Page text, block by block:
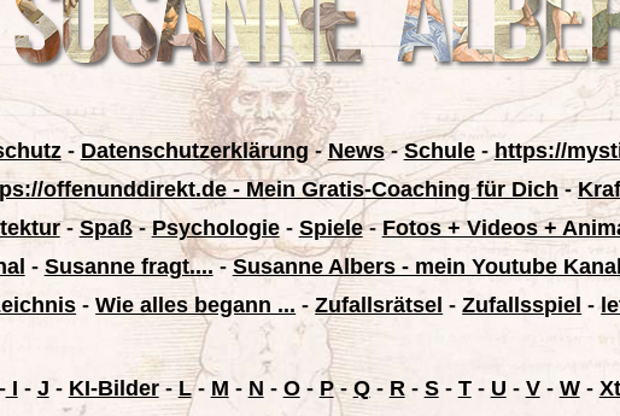
- Datenschutzerklärung-News-Schule-https://
offenunddirekt.de - Mein Gratis-Coaching für Dich-
-Spaß-Psychologie- Spiele-Fotos + Videos +
- Susanne fragt....-Susanne Albers - mein Youtube Kanal
-Wie alles begann ... -Zufallsrätsel -Zufallsspiel -
I - J - KI-Bilder-L- M - N - O- P- Q- R- S- T- U - V- W-